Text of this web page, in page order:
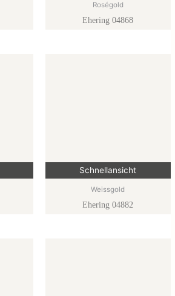
Roségold
Ehering 04868
Schnellansicht
Weissgold
Ehering 04882